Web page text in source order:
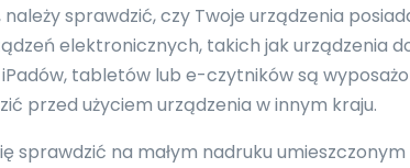
sprawdzić, czy Twoje urządzenia
elektronicznych, takich jak urządzenia
tabletów lub e-czytników są
przed użyciem urządzenia w innym kraju.
sprawdzić na małym nadruku umieszczonym